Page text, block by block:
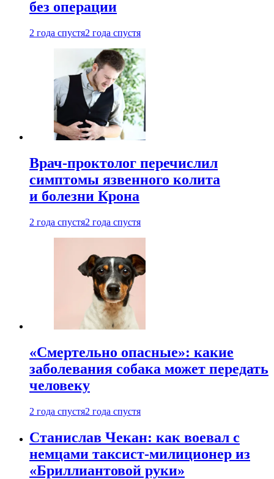
без операции
2 года спустя2 года спустя
Врач-проктолог перечислил
симптомы язвенного колита
и болезни Крона
2 года спустя2 года спустя
«Смертельно опасные»: какие
заболевания собака может передать
человеку
2 года спустя2 года спустя
Станислав Чекан: как воевал с
немцами таксист-милиционер из
«Бриллиантовой руки»